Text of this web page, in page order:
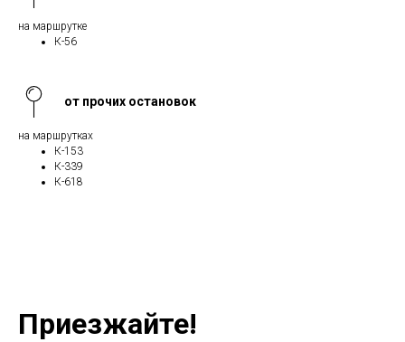
на маршрутке
К-56
от прочих остановок
на маршрутках
К-153
К-339
К-618
Приезжайте!